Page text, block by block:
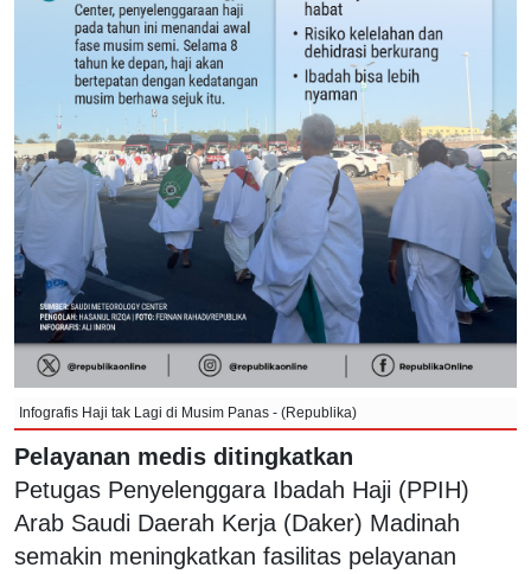
Infografis Haji tak Lagi di Musim Panas - (Republika)
Pelayanan medis ditingkatkan
Petugas Penyelenggara Ibadah Haji (PPIH)
Arab Saudi Daerah Kerja (Daker) Madinah
semakin meningkatkan fasilitas pelayanan